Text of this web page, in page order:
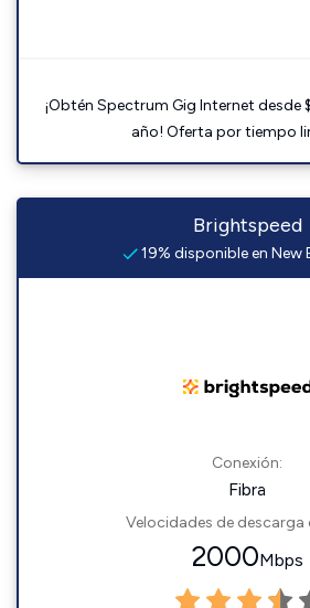
¡Obtén Spectrum Gig Internet desde
año! Oferta por tiempo
Brightspeed
19% disponible en New
Conexión:
Fibra
Velocidades de descarga
2000Mbps